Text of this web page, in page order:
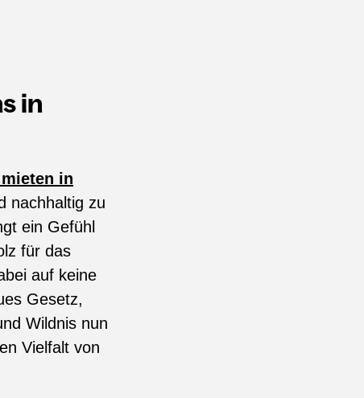
in
in
nachhaltig zu
ein Gefühl
für das
auf keine
Gesetz,
Wildnis nun
Vielfalt von